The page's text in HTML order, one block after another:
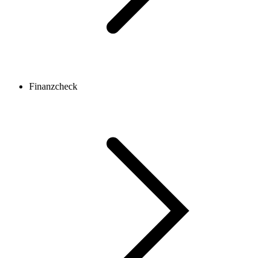
Finanzcheck